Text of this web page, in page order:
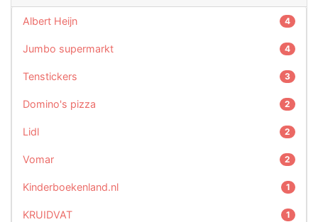
Albert Heijn 4
Jumbo supermarkt 4
Tenstickers 3
Domino's pizza 2
Lidl 2
Vomar 2
Kinderboekenland.nl 1
KRUIDVAT 1